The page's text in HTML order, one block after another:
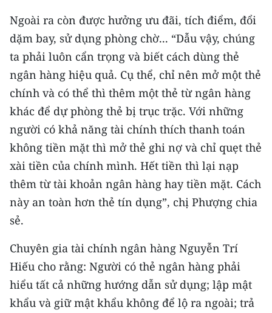
Chuyên trang TP. Hồ Chí Minh
CHUYÊN ĐỀ
CÁC CHUYÊN TRANG
VỀ BÁO NHÂN DÂN
THỜI NAY
NHÂN DÂN CUỐI TUẦN
NHÂN DÂN HẰNG THÁNG
MUA BÁO
ĐỌC BÁO IN
ENGLISH
Ngoài ra còn được hưởng ưu đãi, tích điểm, đổi
dặm bay, sử dụng phòng chờ... “Dẫu vậy, chúng
ta phải luôn cẩn trọng và biết cách dùng thẻ
ngân hàng hiệu quả. Cụ thể, chỉ nên mở một thẻ
chính và có thể thì thêm một thẻ từ ngân hàng
khác để dự phòng thẻ bị trục trặc. Với những
người có khả năng tài chính thích thanh toán
không tiền mặt thì mở thẻ ghi nợ và chỉ quẹt thẻ
xài tiền của chính mình. Hết tiền thì lại nạp
thêm từ tài khoản ngân hàng hay tiền mặt. Cách
này an toàn hơn thẻ tín dụng”, chị Phượng chia
sẻ.
Chuyên gia tài chính ngân hàng Nguyễn Trí
Hiếu cho rằng: Người có thẻ ngân hàng phải
hiểu tất cả những hướng dẫn sử dụng; lập mật
khẩu và giữ mật khẩu không để lộ ra ngoài; trả